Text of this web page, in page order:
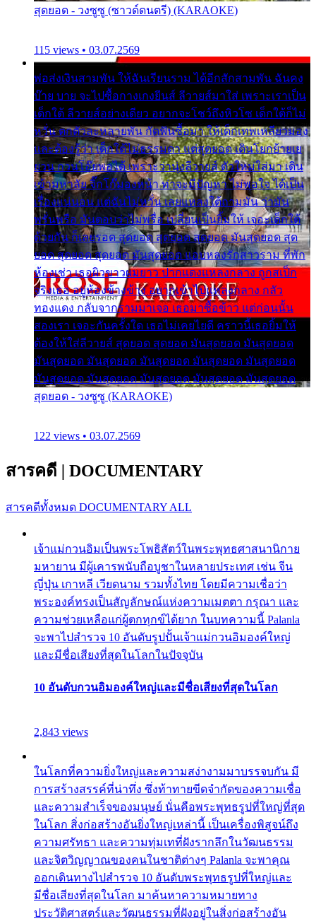
สุดยอด - วงซูซู (ซาวด์ดนตรี) (KARAOKE)
115 views • 03.07.2569
พ่อส่งเงินสามพัน ให้ฉันเรียนราม ได้อีกสักสามพัน ฉันคง
บ๊าย บาย จะไปซื้อกางเกงยีนส์ ลีวายส์มาใส่ เพราะเราเป็น
เด็กใต้ ลีวายส์อย่างเดียว อยากจะโชว์ถึงหิวโซ เด็กใต้ก็ไม่
หวั่น ตกตัวละหลายพัน กัดฟันซื้อมา ให้เด็กเทพเหลียวมอง
และต้องรู้ว่า เด็กใต้ไม่ธรรมดา แต่สุดยอด เดินโยกย้ายเย
ยวน กวนโอ๊ยพอได้ เพราะว่านุ่งลีวายส์ ตัวใหม่ใส่มา เดิน
เข้ามหาลัย จิ๊กโก๊มองหน้า ท่าจะมีปัญหา ไม่พอใจ ได้เป็น
เรื่องแน่นอน แต่ฉันไม่หวั่น เลยแหลงใต้ถามมัน ว่ามัน
พรั่นพรือ มันตอบว่าไม่พรื่อ เปลี่ยนเป็นยิ้มให้ เจอะเด็กใต้
ด้วยกัน ก็เลยรอด สุดยอด สุดยอด สุดยอด มันสุดยอด สุด
ยอด สุดยอด สุดยอด มันสุดยอด แอบหลงรักสาวราม ที่พัก
ห้องเช่า เธอผิวขาวผมยาว ปากแดงแหลงกลาง ถูกสเป็ก
จริงเธอ อยู่ห้องข้างข้าง อยากเข้าไปแหลงกลาง กลัว
ทองแดง กลับจากรามมาเจอ เธอมาซื้อข้าว แต่ก่อนนั้น
สองเรา เจอะกันครั้งใด เธอไม่เคยไยดี คราวนี้เธอยิ้มให้
ต้องให้ใส่ลีวายส์ สุดยอด สุดยอด มันสุดยอด มันสุดยอด
มันสุดยอด มันสุดยอด มันสุดยอด มันสุดยอด มันสุดยอด
มันสุดยอด มันสุดยอด มันสุดยอด มันสุดยอด มันสุดยอด
สุดยอด - วงซูซู (KARAOKE)
122 views • 03.07.2569
สารคดี | DOCUMENTARY
สารคดีทั้งหมด DOCUMENTARY ALL
เจ้าแม่กวนอิมเป็นพระโพธิสัตว์ในพระพุทธศาสนานิกาย
มหายาน มีผู้เคารพนับถือบูชาในหลายประเทศ เช่น จีน
ญี่ปุ่น เกาหลี เวียดนาม รวมทั้งไทย โดยมีความเชื่อว่า
พระองค์ทรงเป็นสัญลักษณ์แห่งความเมตตา กรุณา และ
ความช่วยเหลือแก่ผู้ตกทุกข์ได้ยาก ในบทความนี้ Palanla
จะพาไปสำรวจ 10 อันดับรูปปั้นเจ้าแม่กวนอิมองค์ใหญ่
และมีชื่อเสียงที่สุดในโลกในปัจจุบัน
10 อันดับกวนอิมองค์ใหญ่และมีชื่อเสียงที่สุดในโลก
2,843 views
ในโลกที่ความยิ่งใหญ่และความสง่างามมาบรรจบกัน มี
การสร้างสรรค์ที่น่าทึ่ง ซึ่งท้าทายขีดจำกัดของความเชื่อ
และความสำเร็จของมนุษย์ นั่นคือพระพุทธรูปที่ใหญ่ที่สุด
ในโลก สิ่งก่อสร้างอันยิ่งใหญ่เหล่านี้ เป็นเครื่องพิสูจน์ถึง
ความศรัทธา และความทุ่มเทที่ฝังรากลึกในวัฒนธรรม
และจิตวิญญาณของคนในชาติต่างๆ Palanla จะพาคุณ
ออกเดินทางไปสำรวจ 10 อันดับพระพุทธรูปที่ใหญ่และ
มีชื่อเสียงที่สุดในโลก มาค้นหาความหมายทาง
ประวัติศาสตร์และวัฒนธรรมที่ฝังอยู่ในสิ่งก่อสร้างอัน